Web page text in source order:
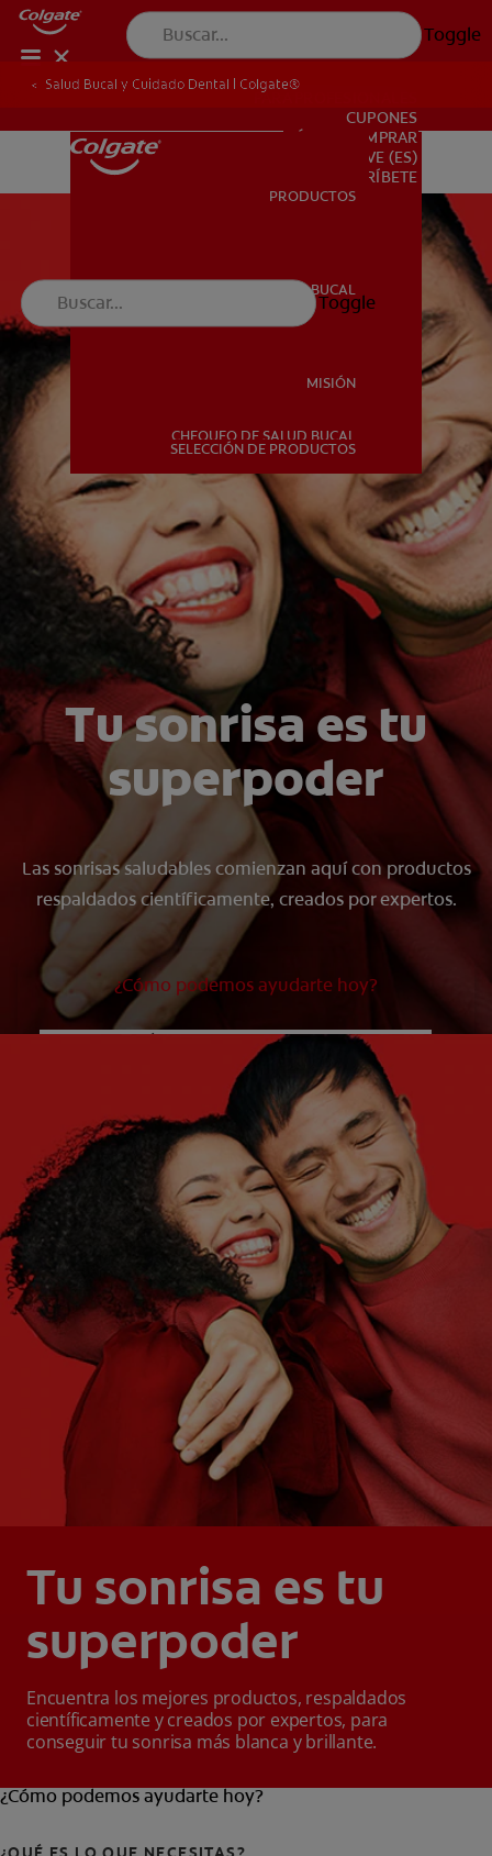
Toggle
PRODUCTOS
SALUD BUCAL
MISIÓN
CHEQUEO DE SALUD BUCAL
SELECCIÓN DE PRODUCTOS
PARA PROFESIONALES
CUPONES
DÓNDE COMPRAR
VE (ES)
SUSCRÍBETE
PARA PROFESIONALES
CUPONES
DÓNDE COMPRAR
VE (ES)
SUSCRÍBETE
PRODUCTOS
SALUD BUCAL
MISIÓN
CHEQUEO DE SALUD BUCAL
SELECCIÓN DE PRODUCTOS
Toggle
Salud Bucal y Cuidado Dental | Colgate®
Tu sonrisa es tu
superpoder
Las sonrisas saludables comienzan aquí con productos
respaldados científicamente, creados por expertos.
¿Cómo podemos ayudarte hoy?
¿QUÉ ES LO QUE NECESITAS?
¿CUÁLES SON TUS OBJETIVOS?
Elige una opción
Empezar
Tu sonrisa es tu
superpoder
Encuentra los mejores productos, respaldados
científicamente y creados por expertos, para
conseguir tu sonrisa más blanca y brillante.
¿Cómo podemos ayudarte hoy?